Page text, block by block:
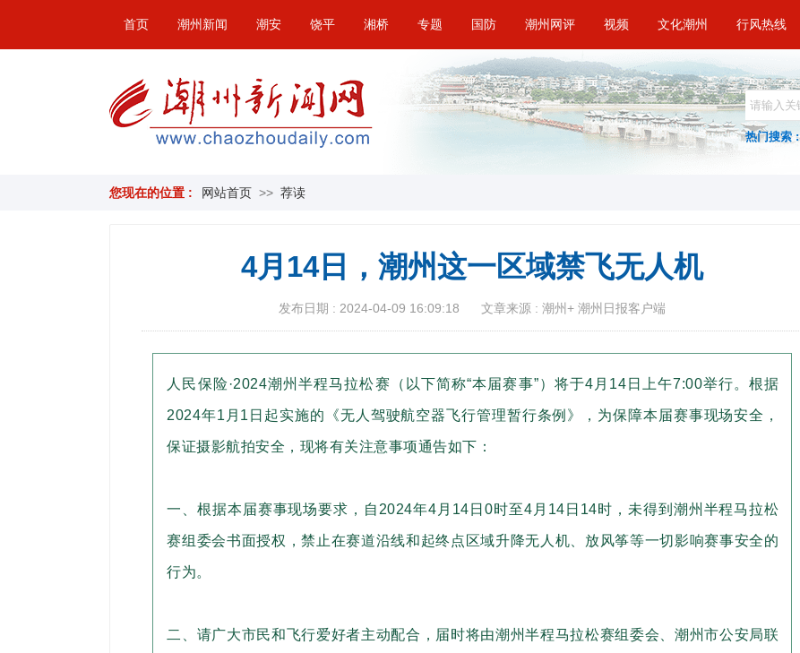
首页 潮州新闻 潮安 饶平 湘桥 专题 国防 潮州网评 视频 文化潮州 行风热线
热门搜索 :
您现在的位置 : 网站首页 >> 荐读
4月14日，潮州这一区域禁飞无人机
发布日期 : 2024-04-09 16:09:18 文章来源 : 潮州+ 潮州日报客户端
人民保险·2024潮州半程马拉松赛（以下简称“本届赛事”） 将于4月14日上午7:00举行。根据
2024年1月1日起实施的《无人驾驶航空器飞行管理暂行条例》，为保障本届赛事现场安全，
保证摄影航拍安全，现将有关注意事项通告如下：
一、根据本届赛事现场要求，自2024年4月14日0时至4月14日14时，未得到潮州半程马拉松
赛组委会书面授权，禁止在赛道沿线和起终点区域升降无人机、放风筝等一切影响赛事安全的
行为。
二、请广大市民和飞行爱好者主动配合，届时将由潮州半程马拉松赛组委会、潮州市公安局联